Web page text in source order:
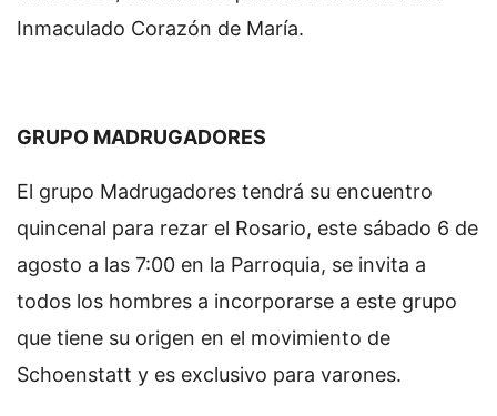
Inmaculado Corazón de María.
GRUPO MADRUGADORES
El grupo Madrugadores tendrá su encuentro
quincenal para rezar el Rosario, este sábado 6 de
agosto a las 7:00 en la Parroquia, se invita a
todos los hombres a incorporarse a este grupo
que tiene su origen en el movimiento de
Schoenstatt y es exclusivo para varones.